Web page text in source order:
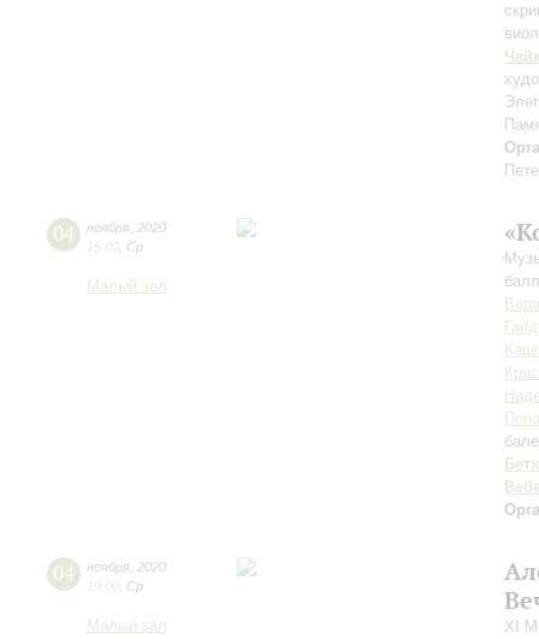
04 ноября 2020
15:00 Ср
Малый зал
04 ноября 2020
19:00 Ср
Малый зал
XI